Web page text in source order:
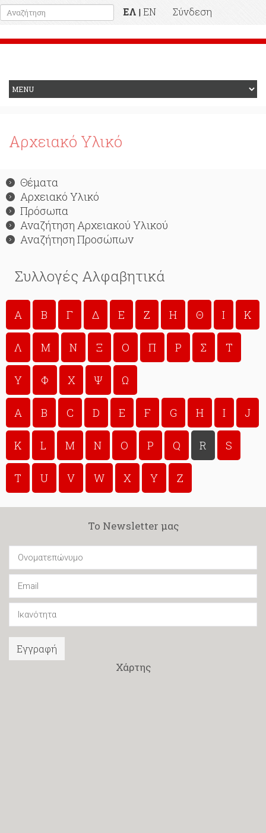
ΕΛ | EN
Σύνδεση
Αρχειακό Υλικό
Θέματα
Αρχειακό Υλικό
Πρόσωπα
Αναζήτηση Αρχειακού Υλικού
Αναζήτηση Προσώπων
Συλλογές Αλφαβητικά
A Β Γ Δ Ε Ζ Η Θ Ι Κ
Λ Μ Ν Ξ Ο Π Ρ Σ Τ
Υ Φ Χ Ψ Ω
A B C D E F G H I J
K L M N O P Q R S
T U V W X Y Z
Το Newsletter μας
Εγγραφή
Χάρτης